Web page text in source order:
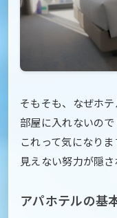
そもそも、なぜホ
部屋に入れないので
これって気になり
見えない努力が隠さ
アパホテルの基